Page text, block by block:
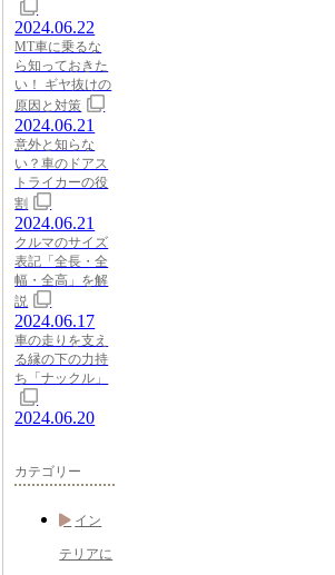
2024.06.22
MT車に乗るな
ら知っておきた
い！ ギヤ抜けの
原因と対策
2024.06.21
意外と知らな
い？車のドアス
トライカーの役
割
2024.06.21
クルマのサイズ
表記「全長・全
幅・全高」を解
説
2024.06.17
車の走りを支え
る縁の下の力持
ち「ナックル」
2024.06.20
カテゴリー
イン
テリアに